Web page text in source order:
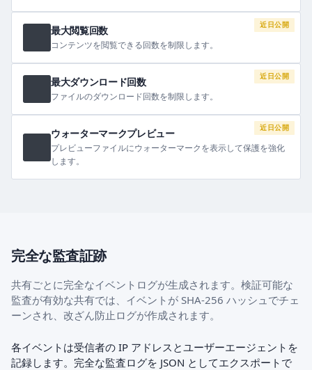
近日公開
最大閲覧回数
コンテンツを閲覧できる回数を制限します。
近日公開
最大ダウンロード回数
ファイルのダウンロード回数を制限します。
近日公開
ウォーターマークプレビュー
プレビューファイルにウォーターマークを表示して保護を強化
します。
完全な監査証跡
共有ごとに完全なイベントログが生成されます。検証可能な
監査が有効な共有では、イベントが SHA-256 ハッシュでチェ
ーンされ、改ざん防止ログが作成されます。
各イベントは受信者の IP アドレスとユーザーエージェントを
記録します。完全な監査ログを JSON としてエクスポートで